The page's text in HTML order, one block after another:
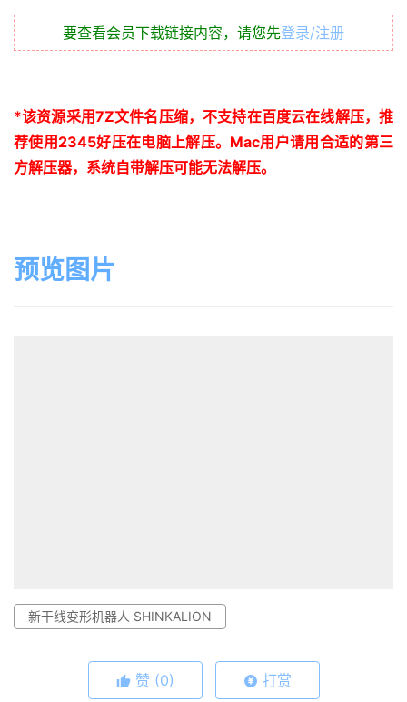
要查看会员下载链接内容，请您先登录/注册
*该资源采用7Z文件名压缩，不支持在百度云在线解压，推
荐使用2345好压在电脑上解压。 Mac用户请用合适的第三
方解压器，系统自带解压可能无法解压。
预览图片
新干线变形机器人 SHINKALION
赞 (0) 打赏